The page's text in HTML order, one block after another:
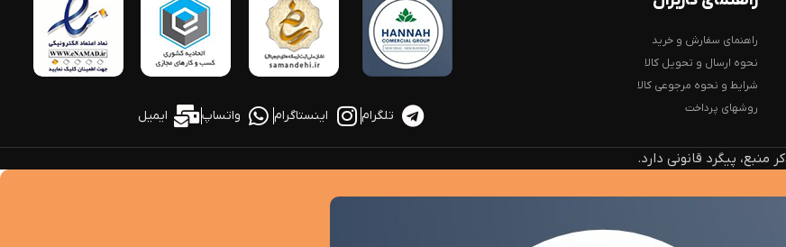
راهنمای سفارش و خرید
نحوه ارسال و تحویل کالا
شرایط و نحوه مرجوعی کالا
روشهای پرداخت
تلگرام اینستاگرام واتساپ ایمیل